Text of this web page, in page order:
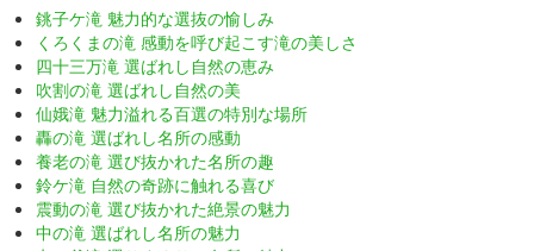
銚子ケ滝 魅力的な選抜の愉しみ
くろくまの滝 感動を呼び起こす滝の美しさ
四十三万滝 選ばれし自然の恵み
吹割の滝 選ばれし自然の美
仙娥滝 魅力溢れる百選の特別な場所
轟の滝 選ばれし名所の感動
養老の滝 選び抜かれた名所の趣
鈴ケ滝 自然の奇跡に触れる喜び
震動の滝 選び抜かれた絶景の魅力
中の滝 選ばれし名所の魅力